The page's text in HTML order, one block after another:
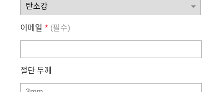
이메일 * (필수)
절단 두께